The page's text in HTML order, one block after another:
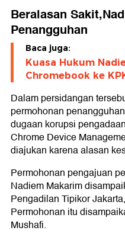
Beralasan
Penangguhan
Baca juga:
Kuasa Hukum
Chromebook ke
Dalam persidangan
permohonan
dugaan korupsi
Chrome Device
diajukan karena alasan
Permohonan pengajuan
Nadiem Makarim
Pengadilan Tipikor
Permohonan itu
Mushafi.